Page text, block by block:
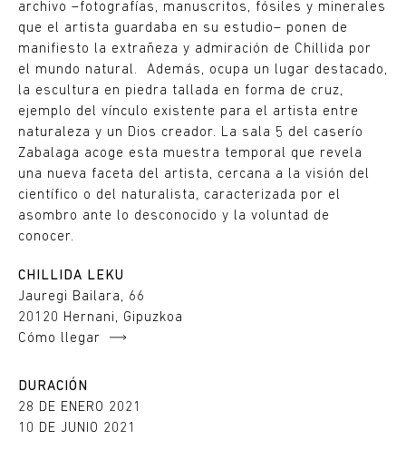
archivo –fotografías, manuscritos, fósiles y minerales
que el artista guardaba en su estudio– ponen de
manifiesto la extrañeza y admiración de Chillida por
el mundo natural. Además, ocupa un lugar destacado,
la escultura en piedra tallada en forma de cruz,
ejemplo del vínculo existente para el artista entre
naturaleza y un Dios creador. La sala 5 del caserío
Zabalaga acoge esta muestra temporal que revela
una nueva faceta del artista, cercana a la visión del
científico o del naturalista, caracterizada por el
asombro ante lo desconocido y la voluntad de
conocer.
CHILLIDA LEKU
Jauregi Bailara, 66
20120 Hernani, Gipuzkoa
Cómo llegar
DURACIÓN
28 DE ENERO 2021
10 DE JUNIO 2021